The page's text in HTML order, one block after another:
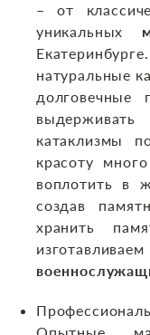
– от
уникальных
натуральные
катаклизмы
красоту
воплотить в
создав
хранить